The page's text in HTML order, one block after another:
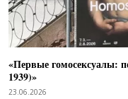
«Первые гомосексуалы:
1939)»
23.06.2026